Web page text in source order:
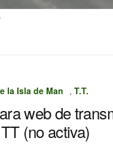
la Isla de Man ,T.T.
web de
(no activa)